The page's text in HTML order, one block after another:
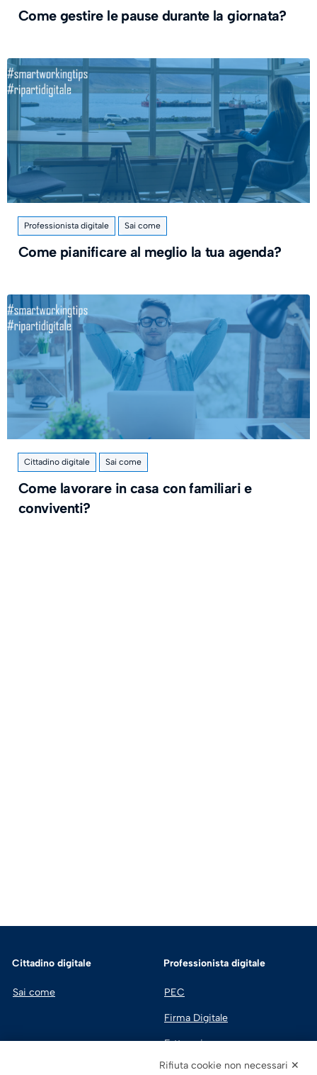
Come gestire le pause durante la giornata?
Professionista digitale Sai come
Come pianificare al meglio la tua agenda?
Cittadino digitale Sai come
Come lavorare in casa con familiari e
conviventi?
Cittadino digitale
Sai come
Professionista digitale
PEC
Firma Digitale
Fatturazione
Rifiuta cookie non necessari ✕